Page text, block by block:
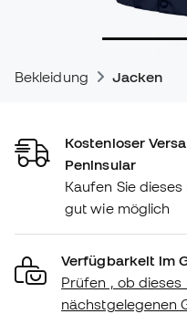
Bekleidung Jacken
Kostenloser
Peninsular
Kaufen Sie
gut wie möglich
Verfügbarkeit im
Prüfen , ob
nächstgelegenen